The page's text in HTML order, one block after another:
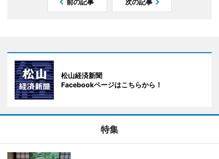
松山経済新聞
Facebookページはこちらから！
特集